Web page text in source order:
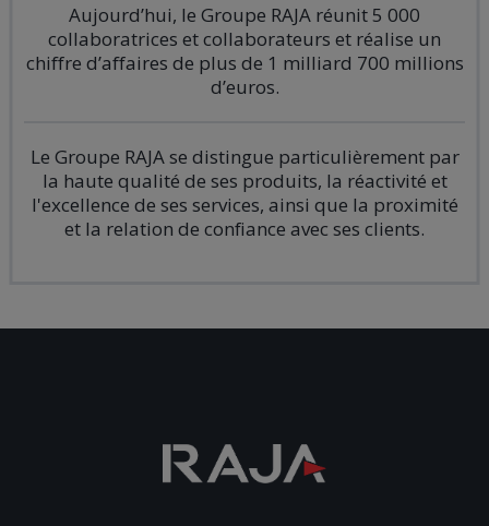
Aujourd’hui, le Groupe RAJA réunit 5 000
collaboratrices et collaborateurs et réalise un
chiffre d’affaires de plus de 1 milliard 700 millions
d’euros.
Le Groupe RAJA se distingue particulièrement par
la haute qualité de ses produits, la réactivité et
l'excellence de ses services, ainsi que la proximité
et la relation de confiance avec ses clients.